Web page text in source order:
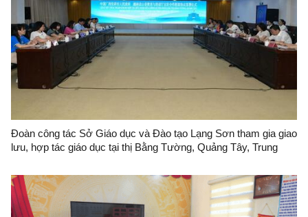
Đoàn công tác Sở Giáo dục và Đào tạo Lạng Sơn tham gia giao
lưu, hợp tác giáo dục tại thị Bằng Tường, Quảng Tây, Trung